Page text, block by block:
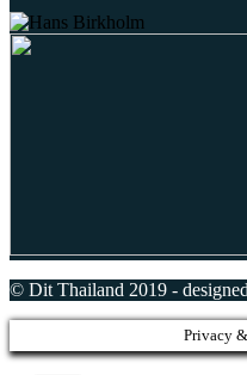
© Dit Thailand 2019 -
Privacy